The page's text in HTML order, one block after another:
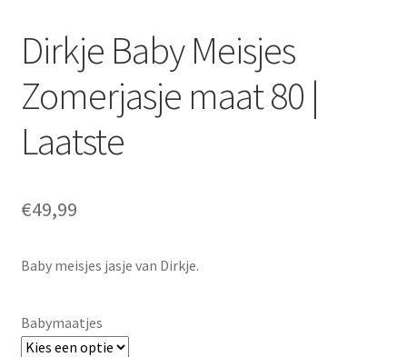
Dirkje Baby Meisjes
Zomerjasje maat 80 |
Laatste
€49,99
Baby meisjes jasje van Dirkje.
Babymaatjes